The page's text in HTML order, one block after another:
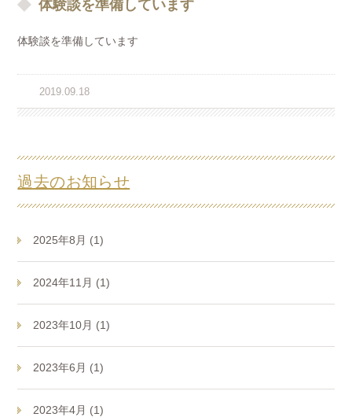
体験談を準備しています
体験談を準備しています
2019.09.18
過去のお知らせ
2025年8月 (1)
2024年11月 (1)
2023年10月 (1)
2023年6月 (1)
2023年4月 (1)